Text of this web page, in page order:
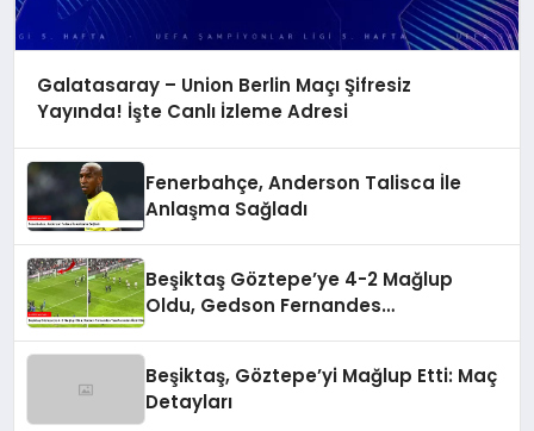
Galatasaray – Union Berlin Maçı Şifresiz
Yayında! İşte Canlı İzleme Adresi
Fenerbahçe, Anderson Talisca İle
Anlaşma Sağladı
Beşiktaş Göztepe’ye 4-2 Mağlup
Oldu, Gedson Fernandes
Beşiktaş, Göztepe’yi Mağlup Etti: Maç
Detayları